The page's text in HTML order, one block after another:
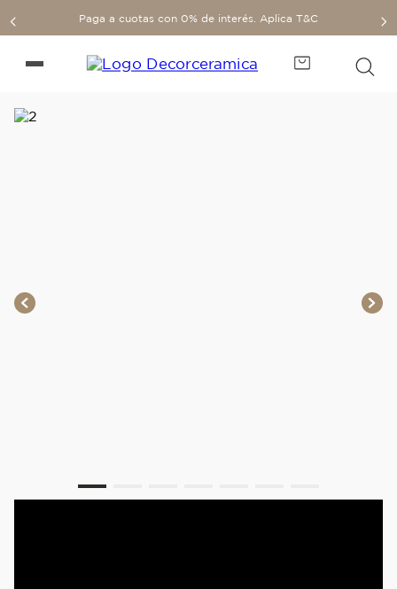
Paga a cuotas con 0% de interés. Aplica T&C